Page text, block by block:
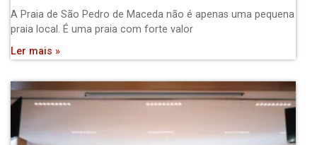
A Praia de São Pedro de Maceda não é apenas uma pequena
praia local. É uma praia com forte valor
Ler mais »